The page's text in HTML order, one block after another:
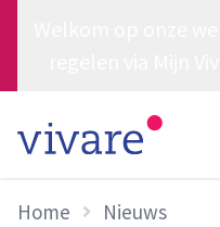
Home
Nieuws